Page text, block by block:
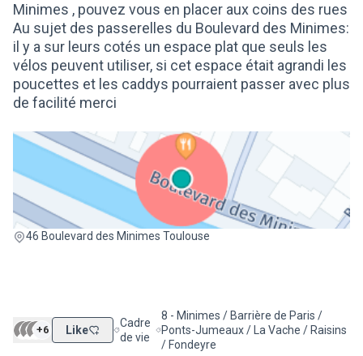
Minimes , pouvez vous en placer aux coins des rues
Au sujet des passerelles du Boulevard des Minimes:
il y a sur leurs cotés un espace plat que seuls les
vélos peuvent utiliser, si cet espace était agrandi les
poucettes et les caddys pourraient passer avec plus
de facilité merci
46 Boulevard des Minimes Toulouse
(Lien externe)
+6 Like Filtrer les résultats de la catégorie : Cadre de vie
Cadre
de vie
Filtrer les résultats pour le secteur : 8 -
8 - Minimes / Barrière de Paris /
Ponts-Jumeaux / La Vache / Raisins
/ Fondeyre